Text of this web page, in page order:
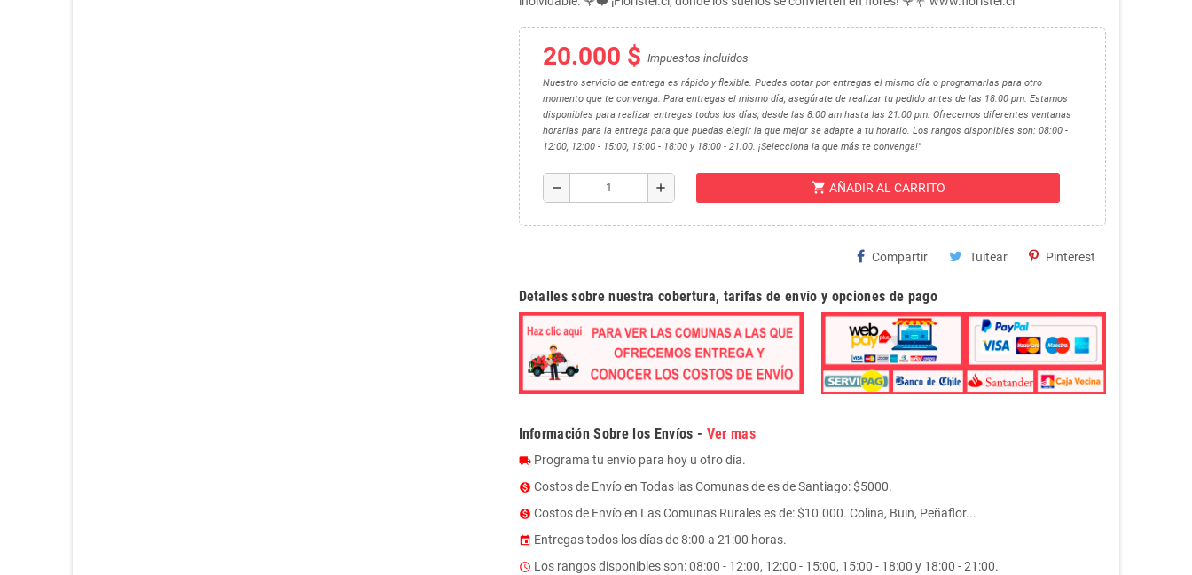
20.000 $ Impuestos incluidos
Nuestro servicio de entrega es rápido y flexible. Puedes optar por entregas el mismo día o programarlas para otro
momento que te convenga. Para entregas el mismo día, asegúrate de realizar tu pedido antes de las 18:00 pm. Estamos
disponibles para realizar entregas todos los días, desde las 8:00 am hasta las 21:00 pm. Ofrecemos diferentes ventanas
horarias para la entrega para que puedas elegir la que mejor se adapte a tu horario. Los rangos disponibles son: 08:00 -
12:00, 12:00 - 15:00, 15:00 - 18:00 y 18:00 - 21:00. ¡Selecciona la que más te convenga!"
remove add shopping_cart AÑADIR AL CARRITO
Compartir Tuitear Pinterest
Detalles sobre nuestra cobertura, tarifas de envío y opciones de pago
Información Sobre los Envíos - Ver mas
local_shippingPrograma tu envío para hoy u otro día.
monetization_on Costos de Envío en Todas las Comunas de es de Santiago: $5000.
monetization_on Costos de Envío en Las Comunas Rurales es de: $10.000. Colina, Buin, Peñaflor...
event Entregas todos los días de 8:00 a 21:00 horas.
access_time Los rangos disponibles son: 08:00 - 12:00, 12:00 - 15:00, 15:00 - 18:00 y 18:00 - 21:00.